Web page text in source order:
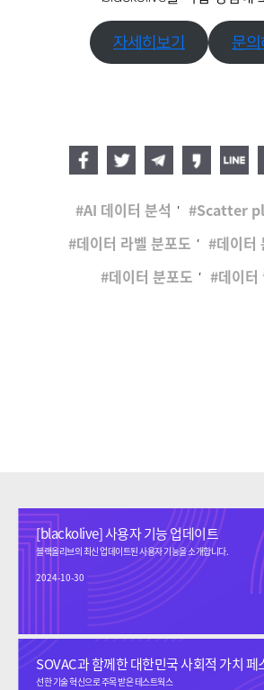
자세히보기 문의
AI 데이터 분석 , Scatter
데이터 라벨 분포도 , 데이터
데이터 분포도 , 데이터
[blackolive] 사용자 기능 업데이트
블랙올리브의 최신 업데이트된 사용자 기능을 소개합니다.
2024-10-30
SOVAC과 함께한 대한민국 사회적 가치 페
선한 기술 혁신으로 주목 받은 테스트웍스